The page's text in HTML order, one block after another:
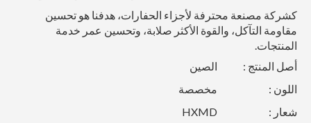
كشركة مصنعة محترفة لأجزاء الحفارات، هدفنا هو تحسين
مقاومة التآكل، والقوة الأكثر صلابة، وتحسين عمر خدمة
المنتجات.
أصل المنتج :
الصين
اللون :
مخصصة
شعار :
HXMD